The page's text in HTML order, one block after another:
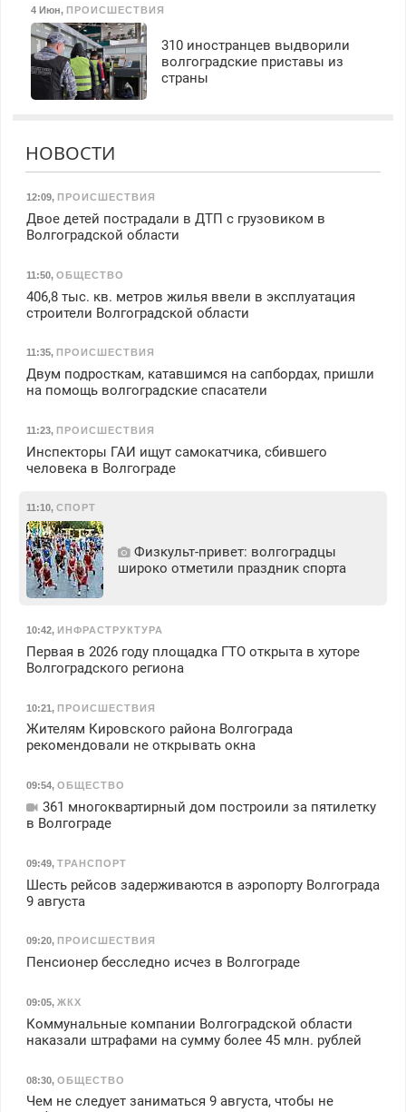
4 Июн, ПРОИСШЕСТВИЯ
310 иностранцев выдворили
волгоградские приставы из
страны
НОВОСТИ
12:09, ПРОИСШЕСТВИЯ
Двое детей пострадали в ДТП с грузовиком в
Волгоградской области
11:50, ОБЩЕСТВО
406,8 тыс. кв. метров жилья ввели в эксплуатация
строители Волгоградской области
11:35, ПРОИСШЕСТВИЯ
Двум подросткам, катавшимся на сапбордах, пришли
на помощь волгоградские спасатели
11:23, ПРОИСШЕСТВИЯ
Инспекторы ГАИ ищут самокатчика, сбившего
человека в Волгограде
11:10, СПОРТ
Физкульт‑привет: волгоградцы
широко отметили праздник спорта
10:42, ИНФРАСТРУКТУРА
Первая в 2026 году площадка ГТО открыта в хуторе
Волгоградского региона
10:21, ПРОИСШЕСТВИЯ
Жителям Кировского района Волгограда
рекомендовали не открывать окна
09:54, ОБЩЕСТВО
361 многоквартирный дом построили за пятилетку
в Волгограде
09:49, ТРАНСПОРТ
Шесть рейсов задерживаются в аэропорту Волгограда
9 августа
09:20, ПРОИСШЕСТВИЯ
Пенсионер бесследно исчез в Волгограде
09:05, ЖКХ
Коммунальные компании Волгоградской области
наказали штрафами на сумму более 45 млн. рублей
08:30, ОБЩЕСТВО
Чем не следует заниматься 9 августа, чтобы не